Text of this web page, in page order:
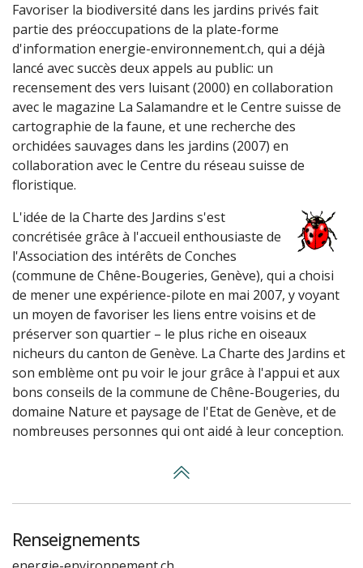
Favoriser la biodiversité dans les jardins privés fait
partie des préoccupations de la plate-forme
d'information energie-environnement.ch, qui a déjà
lancé avec succès deux appels au public: un
recensement des vers luisant (2000) en collaboration
avec le magazine La Salamandre et le Centre suisse de
cartographie de la faune, et une recherche des
orchidées sauvages dans les jardins (2007) en
collaboration avec le Centre du réseau suisse de
floristique.
L'idée de la Charte des Jardins s'est
concrétisée grâce à l'accueil enthousiaste de
l'Association des intérêts de Conches
(commune de Chêne-Bougeries, Genève), qui a choisi
de mener une expérience-pilote en mai 2007, y voyant
un moyen de favoriser les liens entre voisins et de
préserver son quartier – le plus riche en oiseaux
nicheurs du canton de Genève. La Charte des Jardins et
son emblème ont pu voir le jour grâce à l'appui et aux
bons conseils de la commune de Chêne-Bougeries, du
domaine Nature et paysage de l'Etat de Genève, et de
nombreuses personnes qui ont aidé à leur conception.
Renseignements